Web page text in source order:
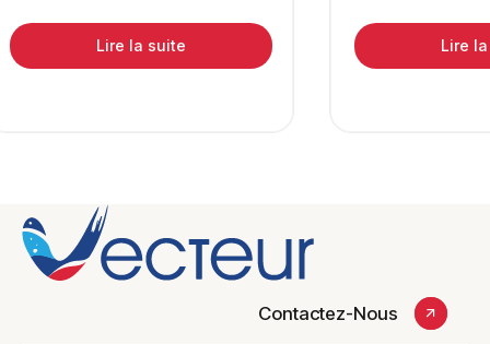
Lire la suite Lire
Contactez-Nous